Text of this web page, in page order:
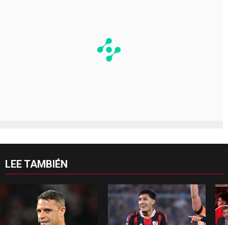
LEE TAMBIÉN